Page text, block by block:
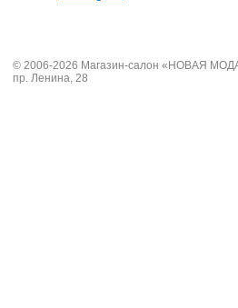
© 2006-2026 Магазин-салон «НОВАЯ
пр. Ленина, 28